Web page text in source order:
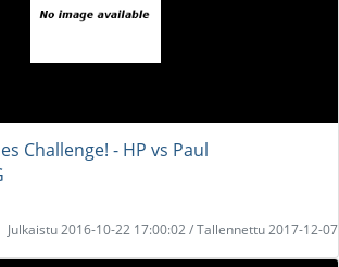
Challenge! - HP vs Paul
Julkaistu 2016-10-22 17:00:02 / Tallennettu 2017-12-07